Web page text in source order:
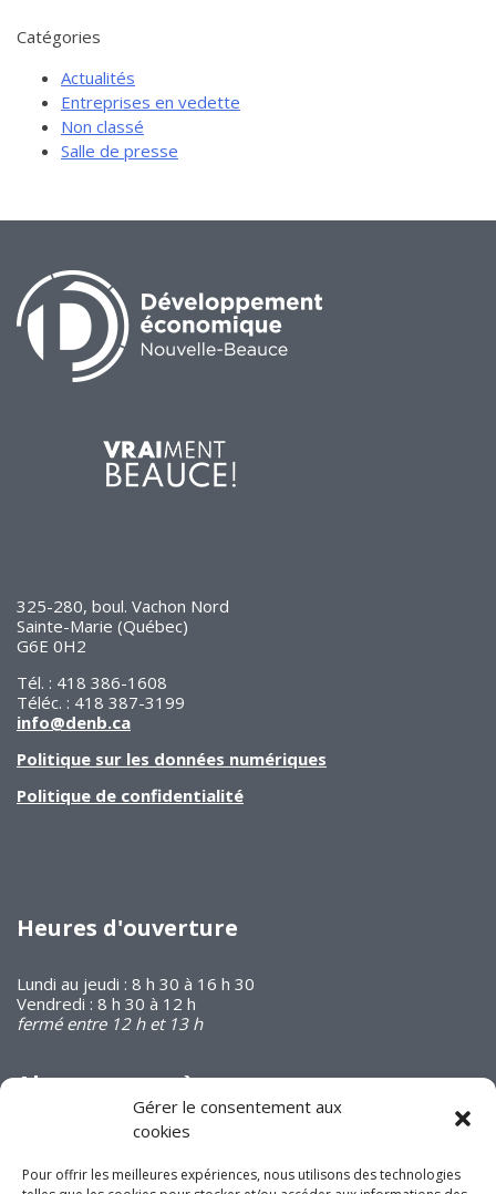
Gérer le consentement aux
cookies
Pour offrir les meilleures expériences, nous utilisons des technologies
Catégories
Actualités
Entreprises en vedette
Non classé
Salle de presse
325-280, boul. Vachon Nord
Sainte-Marie (Québec)
G6E 0H2
Tél. : 418 386-1608
Téléc. : 418 387-3199
info@denb.ca
Politique sur les données numériques
Politique de confidentialité
Heures d'ouverture
Lundi au jeudi : 8 h 30 à 16 h 30
Vendredi : 8 h 30 à 12 h
fermé entre 12 h et 13 h
Abonnez-vous à
notre infolettre